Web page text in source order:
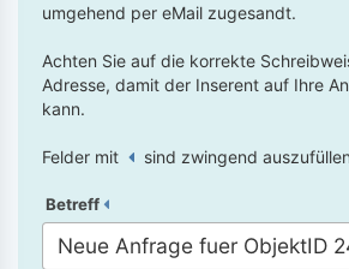
umgehend per eMail zugesandt.
Achten Sie auf die korrekte
Adresse, damit der Inserent auf Ihre
kann.
Felder mit sind zwingend
Betreff